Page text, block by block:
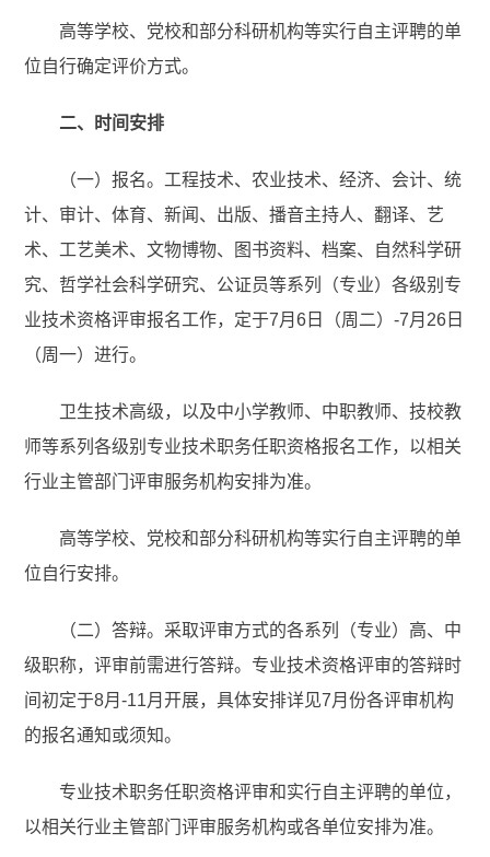
高等学校、党校和部分科研机构等实行自主评聘的单
位自行确定评价方式。
二、时间安排
（一）报名。工程技术、农业技术、经济、会计、统
计、审计、体育、新闻、出版、播音主持人、翻译、艺
术、工艺美术、文物博物、图书资料、档案、自然科学研
究、哲学社会科学研究、公证员等系列（专业）各级别专
业技术资格评审报名工作，定于7月6日（周二）-7月26日
（周一）进行。
卫生技术高级，以及中小学教师、中职教师、技校教
师等系列各级别专业技术职务任职资格报名工作，以相关
行业主管部门评审服务机构安排为准。
高等学校、党校和部分科研机构等实行自主评聘的单
位自行安排。
（二）答辩。采取评审方式的各系列（专业）高、中
级职称，评审前需进行答辩。专业技术资格评审的答辩时
间初定于8月-11月开展，具体安排详见7月份各评审机构
的报名通知或须知。
专业技术职务任职资格评审和实行自主评聘的单位，
以相关行业主管部门评审服务机构或各单位安排为准。